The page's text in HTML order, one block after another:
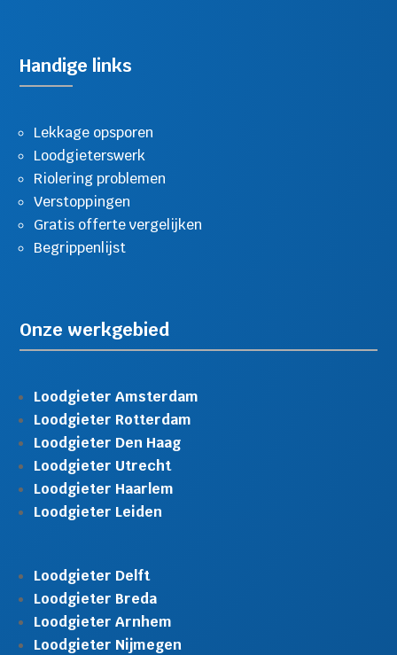
Handige links
Lekkage opsporen
Loodgieterswerk
Riolering problemen
Verstoppingen
Gratis offerte vergelijken
Begrippenlijst
Onze werkgebied
Loodgieter Amsterdam
Loodgieter Rotterdam
Loodgieter Den Haag
Loodgieter Utrecht
Loodgieter Haarlem
Loodgieter Leiden
Loodgieter Delft
Loodgieter Breda
Loodgieter Arnhem
Loodgieter Nijmegen